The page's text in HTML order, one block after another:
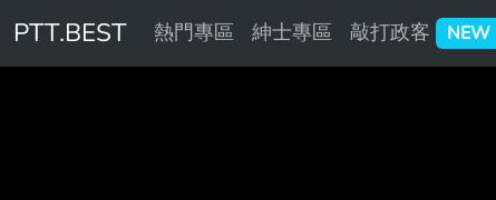
PTT.BEST 熱門專區 紳士專區 敲打政客 NEW